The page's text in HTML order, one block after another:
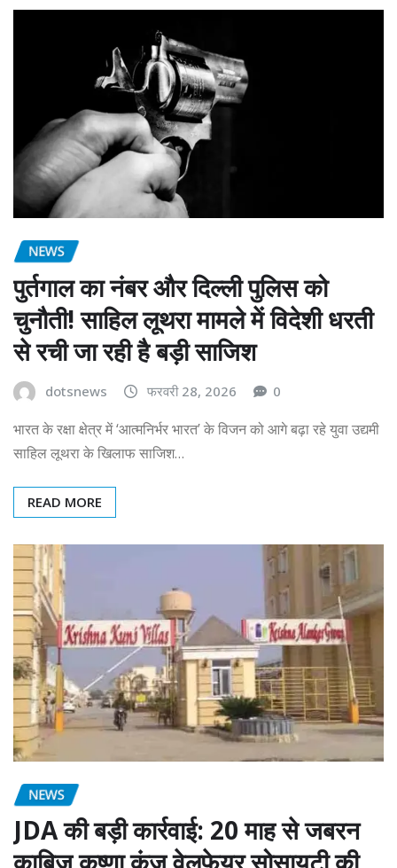
NEWS
पुर्तगाल का नंबर और दिल्ली पुलिस को
चुनौती! साहिल लूथरा मामले में विदेशी धरती
से रची जा रही है बड़ी साजिश
dotsnews फरवरी 28, 2026 0
भारत के रक्षा क्षेत्र में ‘आत्मनिर्भर भारत’ के विजन को आगे बढ़ा रहे युवा उद्यमी
साहिल लूथरा के खिलाफ साजिश…
READ MORE
NEWS
JDA की बड़ी कार्रवाई: 20 माह से जबरन